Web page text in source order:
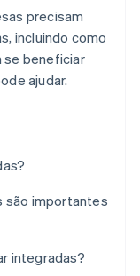
precisam
incluindo como
se beneficiar
ajudar.
são importantes
integradas?